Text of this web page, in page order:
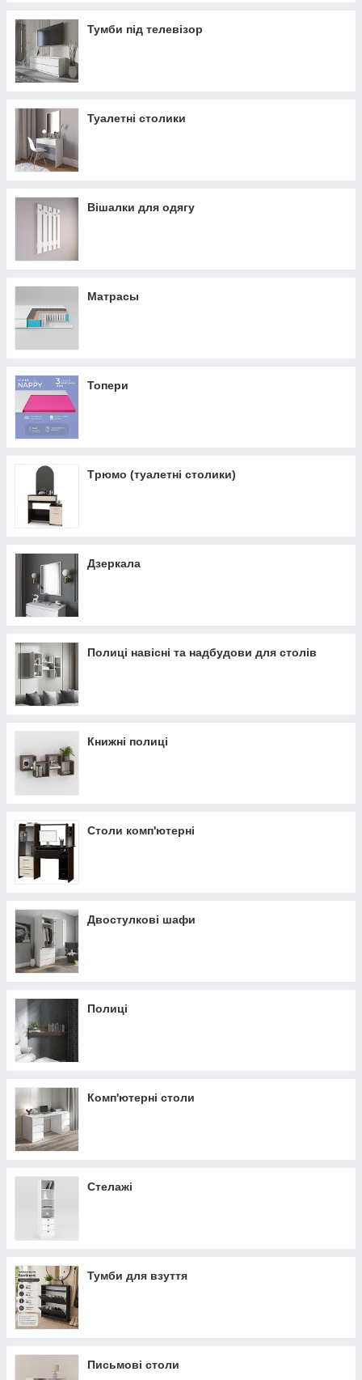
Тумби під телевізор
Туалетні столики
Вішалки для одягу
Матрасы
Топери
Tрюмо (туалетні столики)
Дзеркала
Полиці навісні та надбудови для столів
Книжні полиці
Столи комп'ютерні
Двостулкові шафи
Полиці
Комп'ютерні столи
Стелажі
Тумби для взуття
Письмові столи